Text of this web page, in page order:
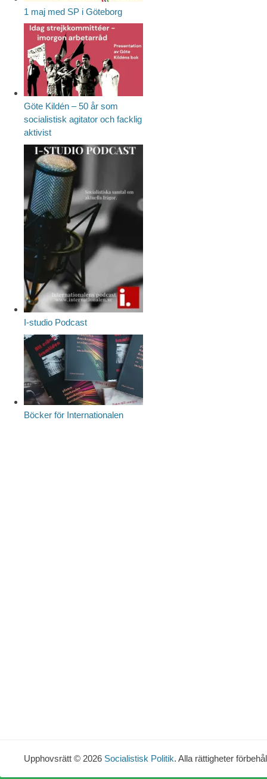
1 maj med SP i Göteborg
Göte Kildén – 50 år som
socialistisk agitator och facklig
aktivist
I-studio Podcast
Böcker för Internationalen
Upphovsrätt © 2026 Socialistisk Politik. Alla rättigheter